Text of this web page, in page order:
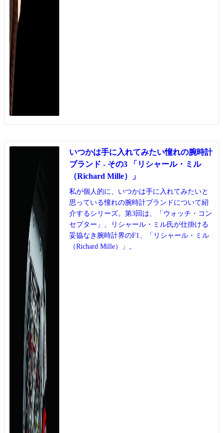
いつかは手に入れてみたい憧れの腕時計
ブランド - その3 「リシャール・ミル
（Richard Mille）」
私が個人的に、いつかは手に入れてみたいと
思っている憧れの腕時計ブランドについて紹
介するシリーズ。第3回は、「ウォッチ・コン
セプター」、リシャール・ミル氏が仕掛ける
妥協なき腕時計界のF1、「リシャール・ミル
（Richard Mille）」。